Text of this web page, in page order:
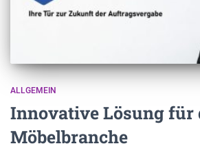
ALLGEMEIN
Innovative Lösung für
Möbelbranche